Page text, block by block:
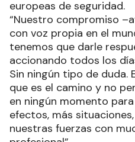
europeas de seguridad.
“Nuestro compromiso
con voz propia en el
tenemos que darle
accionando todos los
Sin ningún tipo de duda.
que es el camino y no
en ningún momento
efectos, más
nuestras fuerzas con